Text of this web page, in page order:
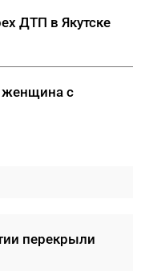
ДТП в Якутске
женщина с
перекрыли